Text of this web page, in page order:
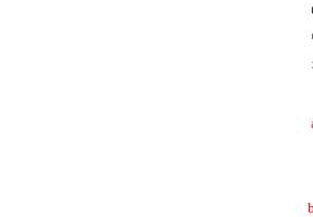
말씀
같
지옥
볼
b.